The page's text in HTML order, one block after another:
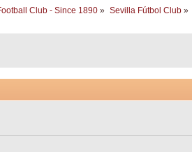
Club - Since 1890 » Sevilla Fútbol Club»